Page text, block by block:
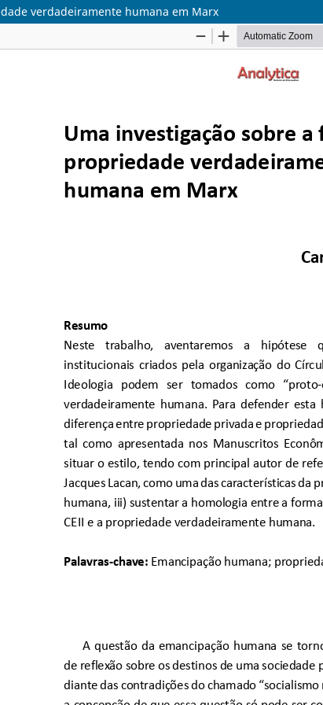
verdadeiramente humana em Marx